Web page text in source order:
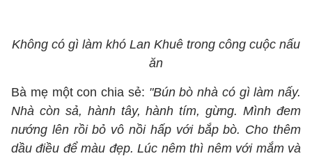
Không có gì làm khó Lan Khuê trong công cuộc nấu
ăn
Bà mẹ một con chia sẻ: "Bún bò nhà có gì làm nấy.
Nhà còn sả, hành tây, hành tím, gừng. Mình đem
nướng lên rồi bỏ vô nồi hấp với bắp bò. Cho thêm
dầu điều để màu đẹp. Lúc nêm thì nêm với mắm và